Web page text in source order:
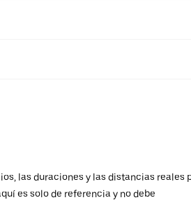
las duraciones y las distancias reales
es solo de referencia y no debe